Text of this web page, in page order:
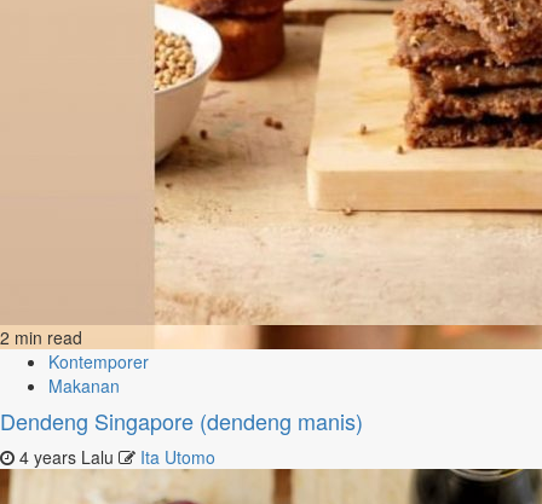
2 min read
Kontemporer
Makanan
Dendeng Singapore (dendeng manis)
4 years Lalu Ita Utomo